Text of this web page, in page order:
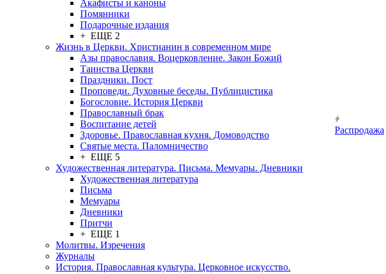
Акафисты и каноны
Помянники
Подарочные издания
+ ЕЩЕ 2
Жизнь в Церкви. Христианин в современном мире
Азы православия. Воцерковление. Закон Божий
Таинства Церкви
Праздники. Пост
Проповеди. Духовные беседы. Публицистика
Богословие. История Церкви
Православный брак
Воспитание детей
Здоровье. Православная кухня. Домоводство
Святые места. Паломничество
+ ЕЩЕ 5
Художественная литература. Письма. Мемуары. Дневники
Художественная литература
Письма
Мемуары
Дневники
Притчи
+ ЕЩЕ 1
Молитвы. Изречения
Журналы
История. Православная культура. Церковное искусство.
Распродажа